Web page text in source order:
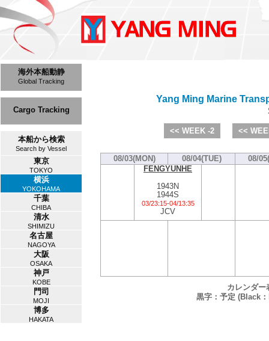
海外本船動静
Global Tracking
Cargo Tracking
本船から検索
Search by Vessel
東京
TOKYO
横浜
YOKOHAMA
千葉
CHIBA
清水
SHIMIZU
名古屋
NAGOYA
大阪
OSAKA
神戸
KOBE
門司
MOJI
博多
HAKATA
Yang Ming Marine
<< WEEK -2 <<
08/03(MON) 08/04(TUE)
08/
FENGYUNHE
1943N
1944S
03/23:15-04/13:35
JCV
カレンダー
黒字：予定 (Black